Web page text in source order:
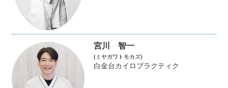
宮川 智一
(ミヤガワトモカズ)
白金台カイロプラクティク